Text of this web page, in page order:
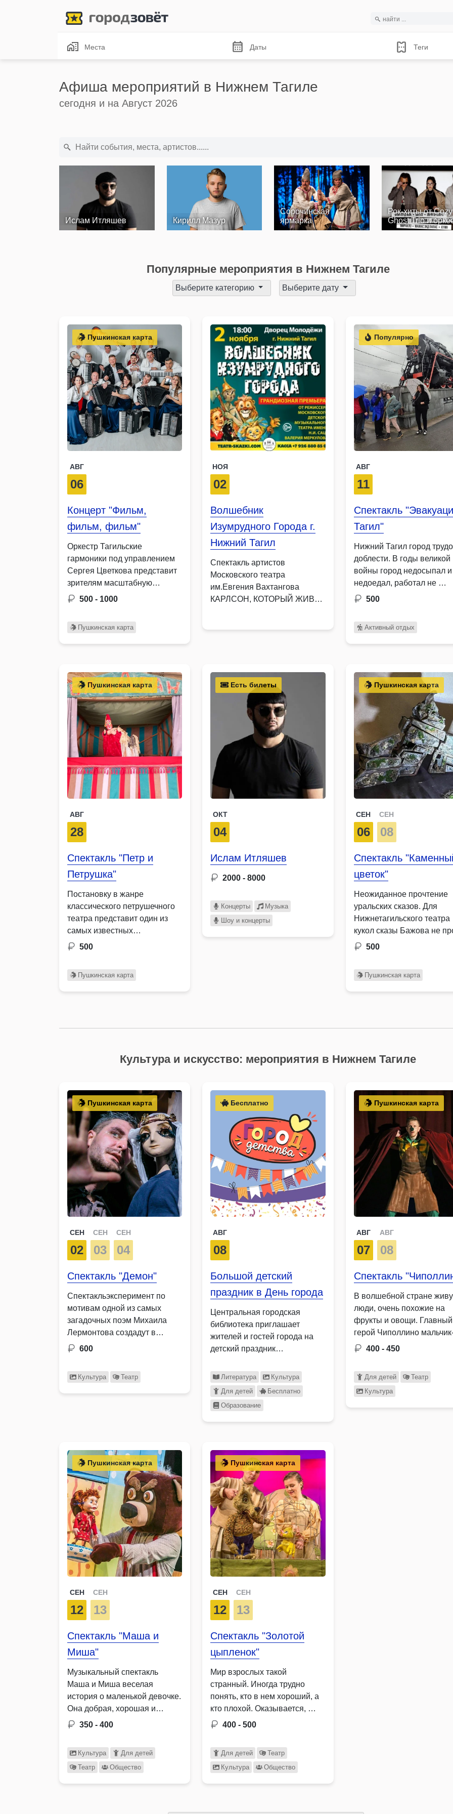
Места Даты Теги
Афиша мероприятий в Нижнем Тагиле
сегодня и на Август 2026
Ислам Итляшев Кирилл Мазур
Сорочинская
ярмарка
Рок-хиты от Cozy
Ghost Trio и
«Модерн»
Популярные мероприятия в Нижнем Тагиле
Выберите категорию Выберите дату
Пушкинская карта
АВГ
06
Концерт "Фильм,
фильм, фильм"
Оркестр Тагильские
гармоники под управлением
Сергея Цветкова представит
зрителям масштабную
музыкальную ретроспективу,
500 - 1000
Пушкинская карта
НОЯ
02
Волшебник
Изумрудного Города г.
Нижний Тагил
Спектакль артистов
Московского театра
им.Евгения Вахтангова
КАРЛСОН, КОТОРЫЙ ЖИВЕТ
Популярно
АВГ
11
Спектакль
Тагил"
Нижний Тагил город
доблести. В годы великой
войны город недосыпал и
недоедал, работал не …
500
Активный отдых
Пушкинская карта
АВГ
28
Спектакль "Петр и
Петрушка"
Постановку в жанре
классического петрушечного
театра представит один из
самых известных
петрушечников России
500
Пушкинская карта
Есть билеты
ОКТ
04
Ислам Итляшев
2000 - 8000
Концерты
Музыка
Шоу и концерты
Пушкинская карта
СЕН
06
СЕН
08
Спектакль
цветок"
Неожиданное прочтение
уральских сказов. Для
Нижнетагильского театра
кукол сказы Бажова не
литература, а важная …
500
Пушкинская карта
Культура и искусство: мероприятия в Нижнем Тагиле
Пушкинская карта
СЕН
02
СЕН
03
СЕН
04
Спектакль "Демон"
Спектакльэксперимент по
мотивам одной из самых
загадочных поэм Михаила
Лермонтова создадут в
малом зале Нижнетагильского
600
Культура Театр
Бесплатно
АВГ
08
Большой детский
праздник в День города
Центральная городская
библиотека приглашает
жителей и гостей города на
детский праздник
Литература
Культура
Для детей
Бесплатно
Образование
Пушкинская карта
АВГ
07
АВГ
08
Спектакль
В волшебной стране
люди, очень похожие на
фрукты и овощи. Главный
герой Чиполлино
луковка. …
400 - 450
Для детей
Театр
Культура
Пушкинская карта
СЕН
12
СЕН
13
Спектакль "Маша и
Миша"
Музыкальный спектакль
Маша и Миша веселая
история о маленькой девочке.
Она добрая, хорошая и
жизнерадостная, …
350 - 400
Культура
Для детей
Театр
Общество
Пушкинская карта
СЕН
12
СЕН
13
Спектакль "Золотой
цыпленок"
Мир взрослых такой
странный. Иногда трудно
понять, кто в нем хороший, а
кто плохой. Оказывается, …
400 - 500
Для детей
Театр
Культура
Общество